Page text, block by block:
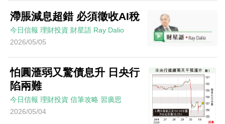
滯脹減息超錯 必須徵收AI稅
今日信報 理財投資 財星語 Ray Dalio
2026/05/05
怕圓滙弱又驚債息升 日央行
陷兩難
今日信報 理財投資 信筆攻略 習廣思
2026/05/04